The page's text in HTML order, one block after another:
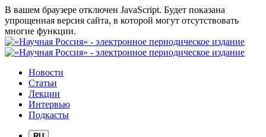
В вашем браузере отключен JavaScript. Будет показана
упрощенная версия сайта, в которой могут отсутствовать
многие функции.
Новости
Статьи
Лекции
Интервью
Подкасты